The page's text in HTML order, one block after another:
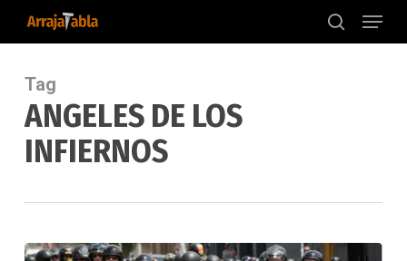
content
search
Menu
Tag
ANGELES DE LOS
INFIERNOS